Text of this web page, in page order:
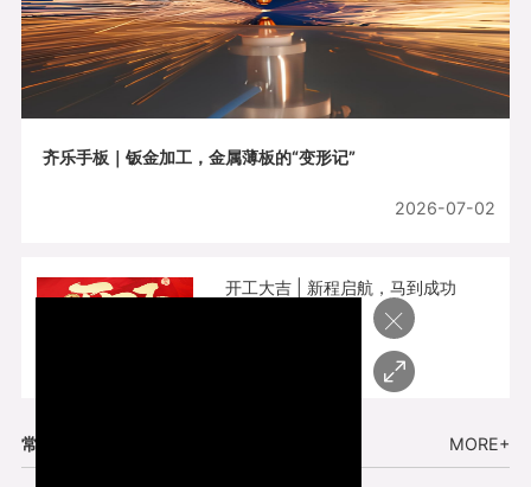
齐乐手板｜钣金加工，金属薄板的“变形记”
2026-07-02
开工大吉 | 新程启航，马到成功
常见问题 MORE+
×